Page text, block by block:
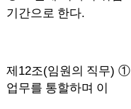
기간으로 한다.
제 12조(임원의 직무) ①
업무를 통할하며 이